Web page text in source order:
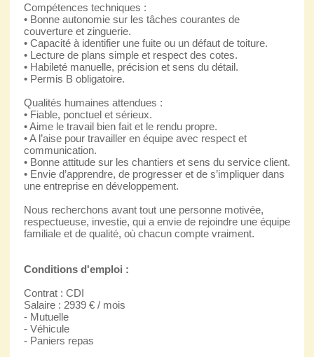
Compétences techniques :
• Bonne autonomie sur les tâches courantes de
couverture et zinguerie.
• Capacité à identifier une fuite ou un défaut de toiture.
• Lecture de plans simple et respect des cotes.
• Habileté manuelle, précision et sens du détail.
• Permis B obligatoire.
Qualités humaines attendues :
• Fiable, ponctuel et sérieux.
• Aime le travail bien fait et le rendu propre.
• A l’aise pour travailler en équipe avec respect et
communication.
• Bonne attitude sur les chantiers et sens du service client.
• Envie d’apprendre, de progresser et de s’impliquer dans
une entreprise en développement.
Nous recherchons avant tout une personne motivée,
respectueuse, investie, qui a envie de rejoindre une équipe
familiale et de qualité, où chacun compte vraiment.
Conditions d'emploi :
Contrat : CDI
Salaire : 2939 € / mois
- Mutuelle
- Véhicule
- Paniers repas